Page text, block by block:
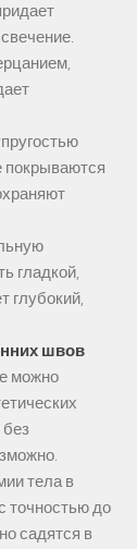
покрываются
гладкой,
глубокий,
швов
можно
тела в
точностью до
садятся в